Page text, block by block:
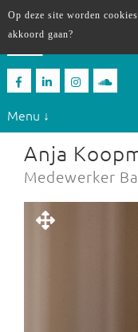
Menu ↓
Anja
Medewerker
Op deze site worden
akkoord gaan?